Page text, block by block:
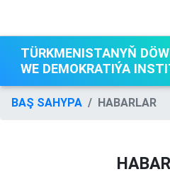
TÜRKMENISTANYŇ
WE DEMOKRATIÝA
BAŞ SAHYPA HABARLAR